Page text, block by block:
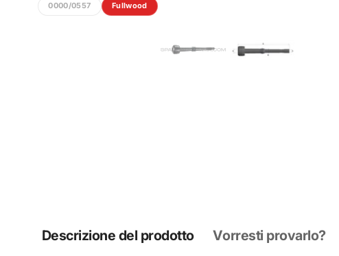
0000/0557 Fullwood
Descrizione del prodotto Vorresti provarlo?